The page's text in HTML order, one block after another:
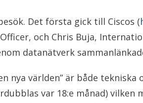
Det första gick till Ciscos (
och Chris Buja,
datanätverk
nya världen” är både
var 18:e månad)